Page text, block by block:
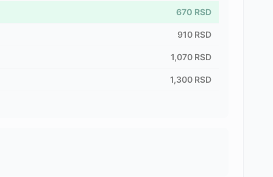
670 RSD
910 RSD
1,070 RSD
1,300 RSD